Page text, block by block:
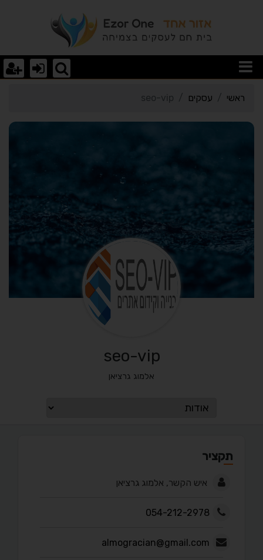
פרטי כרטיס העסק seo-vip
ראשי עסקים seo-vip
seo-vip
אלמוג גרציאן
תקציר
איש הקשר, אלמוג גרציאן
054-212-2978
almogracian@gmail.com